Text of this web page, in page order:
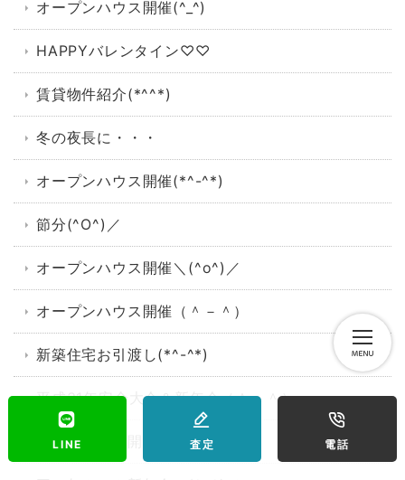
オープンハウス開催(^_^)
HAPPYバレンタイン♡♡
賃貸物件紹介(*^^*)
冬の夜長に・・・
オープンハウス開催(*^-^*)
節分(^O^)／
オープンハウス開催＼(^o^)／
オープンハウス開催（＾－＾）
新築住宅お引渡し(*^-^*)
平成31年安全大会＆新年会（＾－＾）
ぜんざい祭り開催＼(^o^)／
LINE 査定 電話